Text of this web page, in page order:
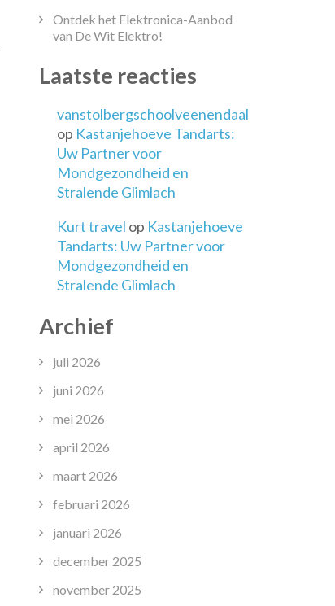
Ontdek het Elektronica-Aanbod
van De Wit Elektro!
Laatste reacties
vanstolbergschoolveenendaal
op Kastanjehoeve Tandarts:
Uw Partner voor
Mondgezondheid en
Stralende Glimlach
Kurt travel op Kastanjehoeve
Tandarts: Uw Partner voor
Mondgezondheid en
Stralende Glimlach
Archief
juli 2026
juni 2026
mei 2026
april 2026
maart 2026
februari 2026
januari 2026
december 2025
november 2025